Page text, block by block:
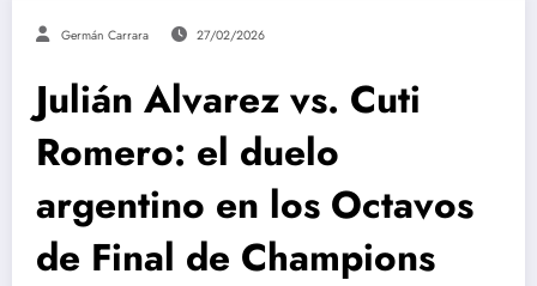
Germán Carrara 27/02/2026
Julián Alvarez vs. Cuti
Romero: el duelo
argentino en los Octavos
de Final de Champions